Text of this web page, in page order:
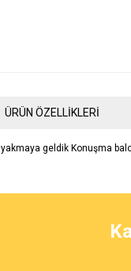
ÜRÜN ÖZELLİKLERİ
yakmaya geldik Konuşma
resmi kalitesiz, bozuk veya